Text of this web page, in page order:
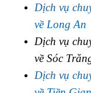
Dịch vụ
về Long An
Dịch vụ
về Sóc
Dịch vụ